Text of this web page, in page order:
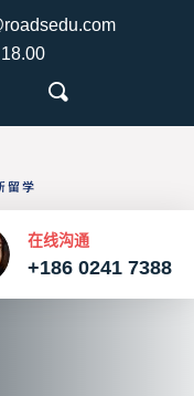
在线沟通
+186 0241 7388